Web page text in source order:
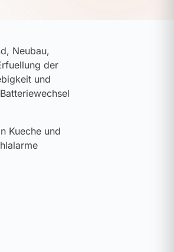
Neubau,
der
und
Kueche und